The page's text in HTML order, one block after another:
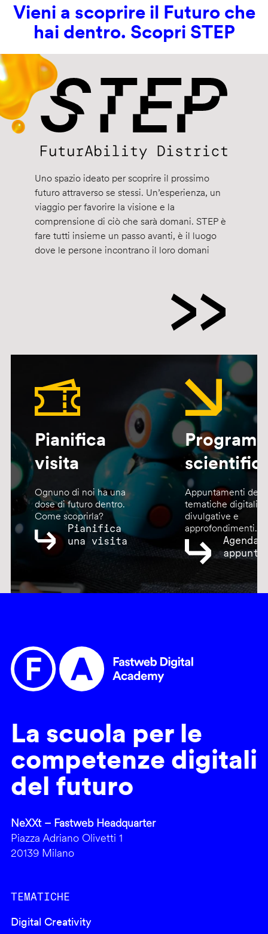
Vieni a scoprire il Futuro che
hai dentro. Scopri STEP
Uno spazio ideato per scoprire il prossimo
futuro attraverso se stessi. Un’esperienza, un
viaggio per favorire la visione e la
comprensione di ciò che sarà domani. STEP è
fare tutti insieme un passo avanti, è il luogo
dove le persone incontrano il loro domani
Pianifica
visita
Ognuno di noi ha una
dose di futuro dentro.
Come scoprirla?
Pianifica
una visita
Appuntamenti
tematiche digitali,
divulgative e
approfondimenti.
Agenda
La scuola per le
competenze digitali
del futuro
NeXXt – Fastweb Headquarter
Piazza Adriano Olivetti 1
20139 Milano
TEMATICHE
Digital Creativity